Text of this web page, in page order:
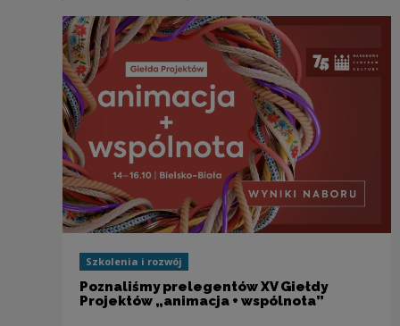
Szkolenia i rozwój
Poznaliśmy prelegentów XV Giełdy
Projektów „animacja + wspólnota”